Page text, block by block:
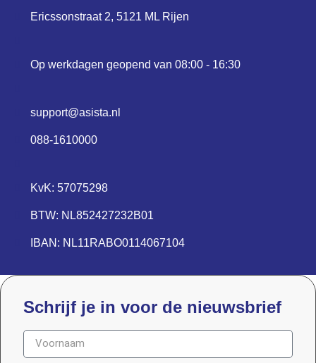
Ericssonstraat 2, 5121 ML Rijen
Op werkdagen geopend van 08:00 - 16:30
support@asista.nl
088-1610000
KvK: 57075298
BTW: NL852427232B01
IBAN: NL11RABO0114067104
Schrijf je in voor de nieuwsbrief